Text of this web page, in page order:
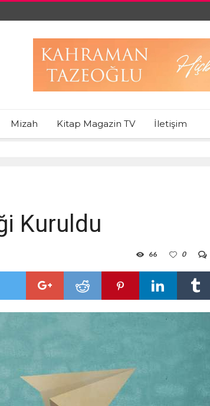
Mizah Kitap Magazin TV İletişim
Kuruldu
0
66